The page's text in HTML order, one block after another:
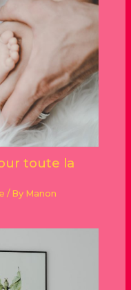
toute la
/ By Manon